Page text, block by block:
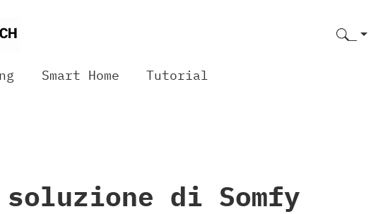
Smart Home Tutorial
di Somfy